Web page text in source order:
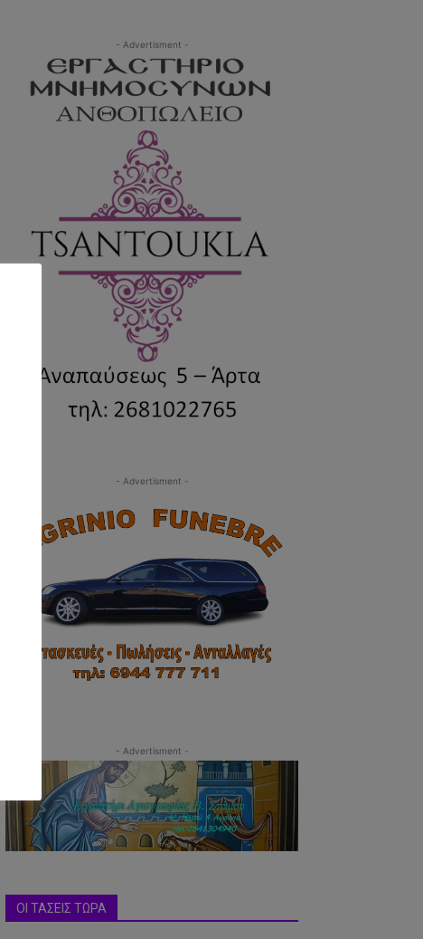
- Advertisment -
- Advertisment -
- Advertisment -
ΟΙ ΤΑΣΕΙΣ ΤΩΡΑ